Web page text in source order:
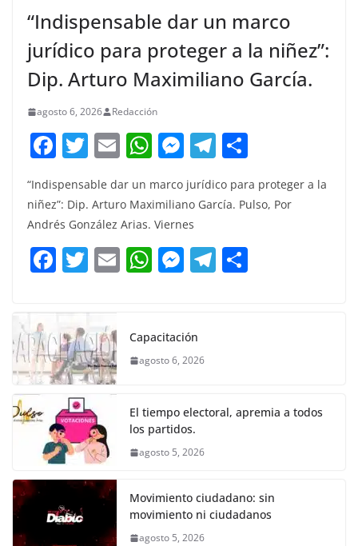
“Indispensable dar un marco
jurídico para proteger a la niñez”:
Dip. Arturo Maximiliano García.
agosto 6, 2026 Redacción
F
c
e
b
o
k
T
w
itt
er
E
ai
l
W
at
s
A
p
M
e
ss
e
n
g
T
e
a
m
m
“Indispensable dar un marco jurídico para proteger a la
niñez”: Dip. Arturo Maximiliano García. Pulso, Por
Andrés González Arias. Viernes
F
c
e
b
o
o
k
T
itt
er
E W
s
A
p
M
e
n
er
T
Capacitación
agosto 6, 2026
El tiempo electoral, apremia a todos
los partidos.
agosto 5, 2026
Movimiento ciudadano: sin
movimiento ni ciudadanos
agosto 5, 2026